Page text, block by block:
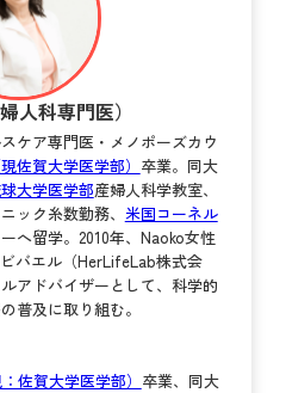
人科専門医）
ケア専門医・メノポーズカウ
佐賀大学医学部） 卒業。同大
大学医学部産婦人科学教室、
ック糸数勤務、 米国コーネル
へ留学。2010年、Naoko女性
バエル（HerLifeLab株式会
アドバイザーとして、科学的
普及に取り組む。
佐賀大学医学部） 卒業、同大